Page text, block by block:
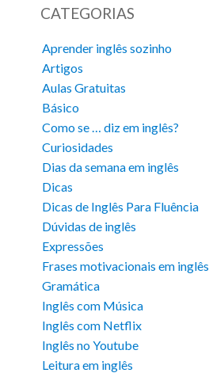
CATEGORIAS
Aprender inglês sozinho
Artigos
Aulas Gratuitas
Básico
Como se … diz em inglês?
Curiosidades
Dias da semana em inglês
Dicas
Dicas de Inglês Para Fluência
Dúvidas de inglês
Expressões
Frases motivacionais em inglês
Gramática
Inglês com Música
Inglês com Netflix
Inglês no Youtube
Leitura em inglês